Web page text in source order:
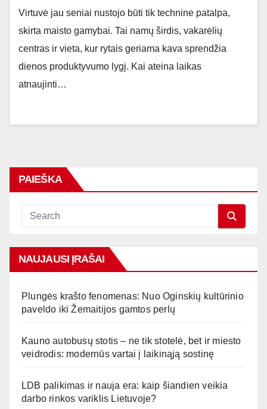
Virtuvė jau seniai nustojo būti tik technine patalpa,
skirta maisto gamybai. Tai namų širdis, vakarėlių
centras ir vieta, kur rytais geriama kava sprendžia
dienos produktyvumo lygį. Kai ateina laikas
atnaujinti…
PAIEŠKA
NAUJAUSI ĮRAŠAI
Plungės krašto fenomenas: Nuo Oginskių kultūrinio
paveldo iki Žemaitijos gamtos perlų
Kauno autobusų stotis – ne tik stotelė, bet ir miesto
veidrodis: modernūs vartai į laikinąją sostinę
LDB palikimas ir nauja era: kaip šiandien veikia
darbo rinkos variklis Lietuvoje?